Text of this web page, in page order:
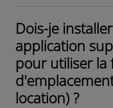
Dois-je
application
pour utiliser la
location) ?